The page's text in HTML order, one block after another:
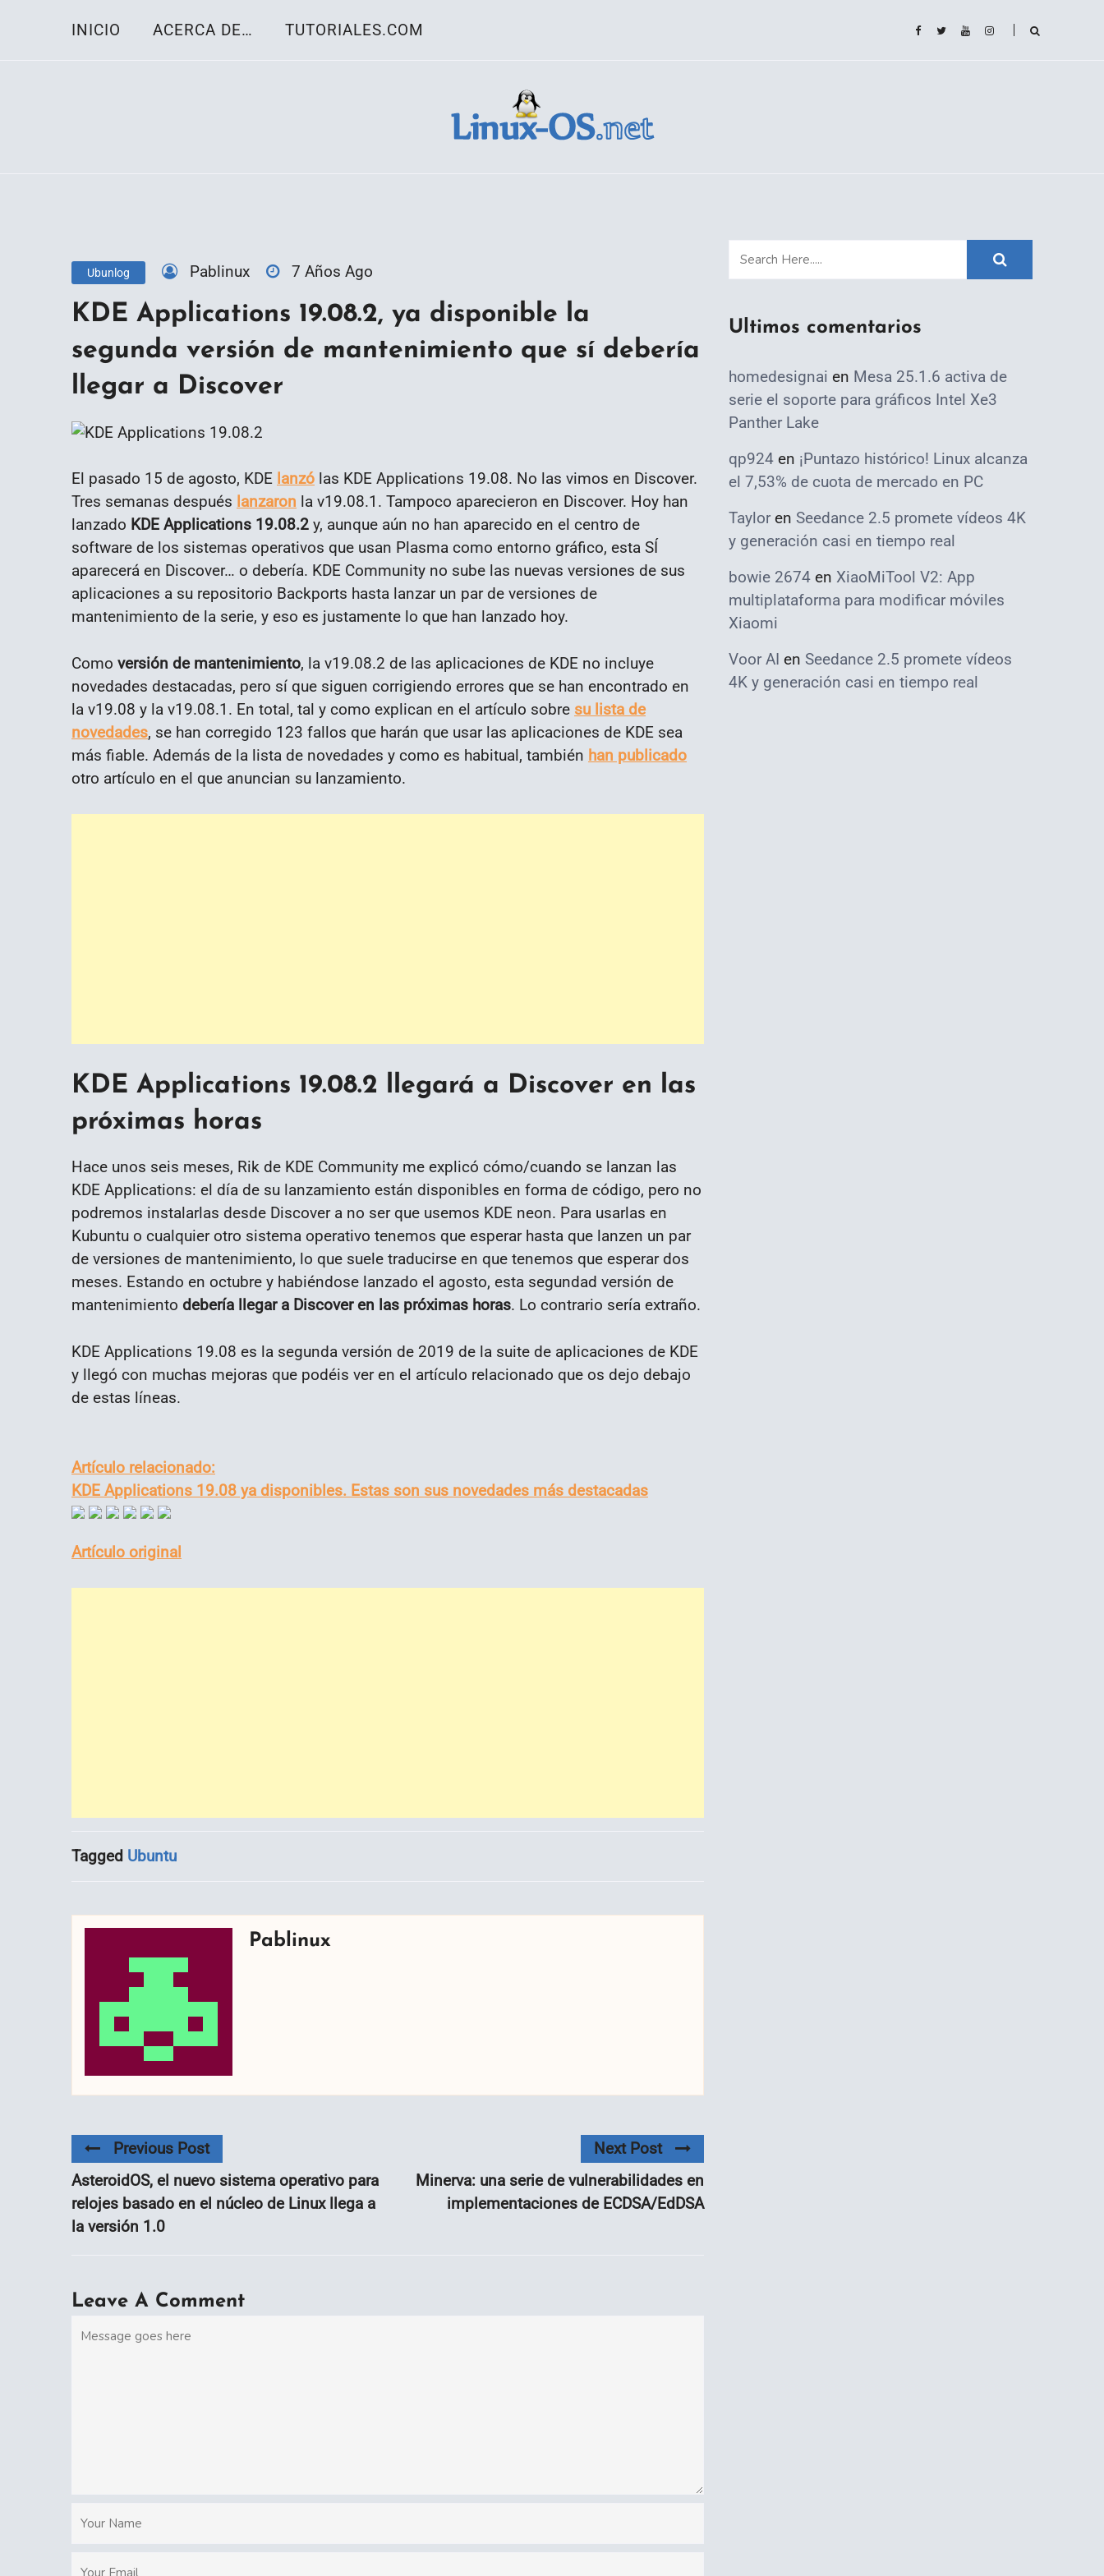
INICIO ACERCA DE… TUTORIALES.COM
Ubunlog Pablinux 7 Años Ago
KDE Applications 19.08.2, ya disponible la
segunda versión de mantenimiento que sí debería
llegar a Discover
El pasado 15 de agosto, KDE lanzó las KDE Applications 19.08. No las vimos en Discover.
Tres semanas después lanzaron la v19.08.1. Tampoco aparecieron en Discover. Hoy han
lanzado KDE Applications 19.08.2 y, aunque aún no han aparecido en el centro de
software de los sistemas operativos que usan Plasma como entorno gráfico, esta SÍ
aparecerá en Discover… o debería. KDE Community no sube las nuevas versiones de sus
aplicaciones a su repositorio Backports hasta lanzar un par de versiones de
mantenimiento de la serie, y eso es justamente lo que han lanzado hoy.
Como versión de mantenimiento, la v19.08.2 de las aplicaciones de KDE no incluye
novedades destacadas, pero sí que siguen corrigiendo errores que se han encontrado en
la v19.08 y la v19.08.1. En total, tal y como explican en el artículo sobre su lista de
novedades, se han corregido 123 fallos que harán que usar las aplicaciones de KDE sea
más fiable. Además de la lista de novedades y como es habitual, también han publicado
otro artículo en el que anuncian su lanzamiento.
KDE Applications 19.08.2 llegará a Discover en las
próximas horas
Hace unos seis meses, Rik de KDE Community me explicó cómo/cuando se lanzan las
KDE Applications: el día de su lanzamiento están disponibles en forma de código, pero no
podremos instalarlas desde Discover a no ser que usemos KDE neon. Para usarlas en
Kubuntu o cualquier otro sistema operativo tenemos que esperar hasta que lanzen un par
de versiones de mantenimiento, lo que suele traducirse en que tenemos que esperar dos
meses. Estando en octubre y habiéndose lanzado el agosto, esta segundad versión de
mantenimiento debería llegar a Discover en las próximas horas. Lo contrario sería extraño.
KDE Applications 19.08 es la segunda versión de 2019 de la suite de aplicaciones de KDE
y llegó con muchas mejoras que podéis ver en el artículo relacionado que os dejo debajo
de estas líneas.
Artículo relacionado:
KDE Applications 19.08 ya disponibles. Estas son sus novedades más destacadas
Artículo original
Tagged Ubuntu
Pablinux
Previous Post
AsteroidOS, el nuevo sistema operativo para
relojes basado en el núcleo de Linux llega a
la versión 1.0
Next Post
Minerva: una serie de vulnerabilidades en
implementaciones de ECDSA/EdDSA
Leave A Comment
Ultimos comentarios
homedesignai en Mesa 25.1.6 activa de
serie el soporte para gráficos Intel Xe3
Panther Lake
qp924 en ¡Puntazo histórico! Linux alcanza
el 7,53% de cuota de mercado en PC
Taylor en Seedance 2.5 promete vídeos 4K
y generación casi en tiempo real
bowie 2674 en XiaoMiTool V2: App
multiplataforma para modificar móviles
Xiaomi
Voor AI en Seedance 2.5 promete vídeos
4K y generación casi en tiempo real